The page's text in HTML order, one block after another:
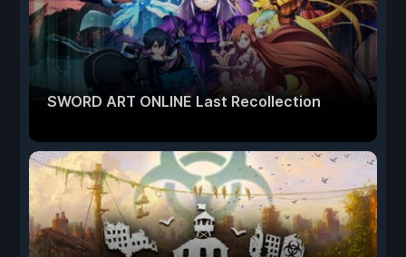
SWORD ART ONLINE Last Recollection